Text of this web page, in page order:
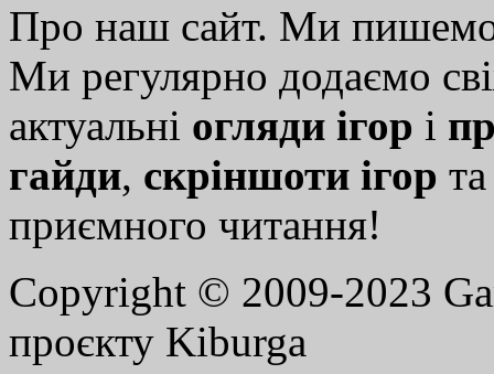
Про наш сайт. Ми
Ми регулярно додаємо
актуальні огляди ігор і
гайди, скріншоти ігор
приємного читання!
Copyright © 2009-2023
проєкту Kiburga